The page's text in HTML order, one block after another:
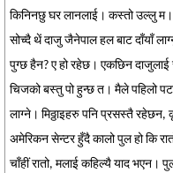
किनिनछु घर लानलाई। कस्तो उल्लु म।
सोच्दै थें दाजु जैनेपाल हल बाट दाँयाँ
पुग्छ हैन? ए हो रहेछ। एकछिन दाजुलाई
चिजको बस्तु पो हुन्छ त। मैले पहिलो
लाग्ने। मिठ्ठाइहरु पनि प्रसस्तै रहेछन,
अमेरिकन सेन्टर हुँदै कालो पुल हो कि
चाँहीं रातो, मलाई कहिल्यै याद भएन।